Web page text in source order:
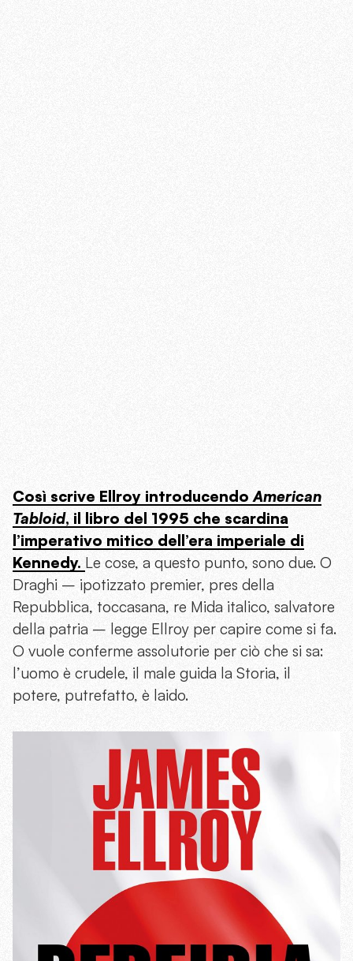
Così scrive Ellroy introducendoAmerican
Tabloid, il libro del 1995 che scardina
l’imperativo mitico dell’era imperiale di
Kennedy. Le cose, a questo punto, sono due. O
Draghi – ipotizzato premier, pres della
Repubblica, toccasana, re Mida italico, salvatore
della patria – legge Ellroy per capire come si fa.
O vuole conferme assolutorie per ciò che si sa:
l’uomo è crudele, il male guida la Storia, il
potere, putrefatto, è laido.